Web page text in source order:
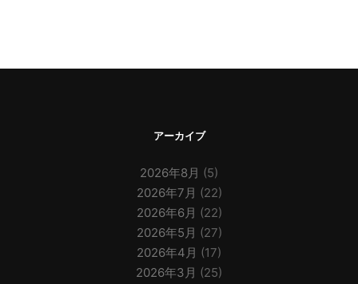
アーカイブ
2026年8月 (5)
2026年7月 (22)
2026年6月 (22)
2026年5月 (27)
2026年4月 (17)
2026年3月 (25)